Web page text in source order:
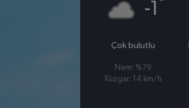
-1
Çok bulutlu
Nem: %79
Rüzgar: 14 km/h